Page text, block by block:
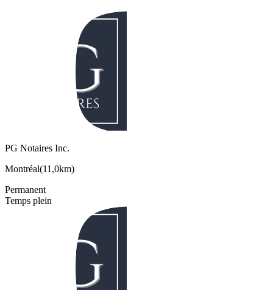
PG Notaires Inc.
Montréal(11,0km)
Permanent
Temps plein